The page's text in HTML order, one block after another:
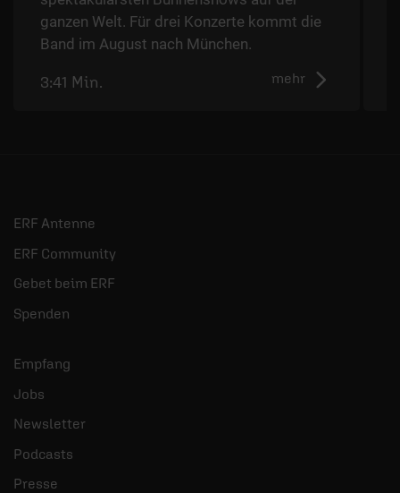
ganzen Welt. Für drei Konzerte kommt die
Band im August nach München.
mehr
3:41 Min.
ERF Antenne
ERF Community
Gebet beim ERF
Spenden
Empfang
Jobs
Newsletter
Podcasts
Presse